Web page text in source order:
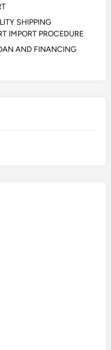
SHIPPING
IMPORT PROCEDURE
AND FINANCING